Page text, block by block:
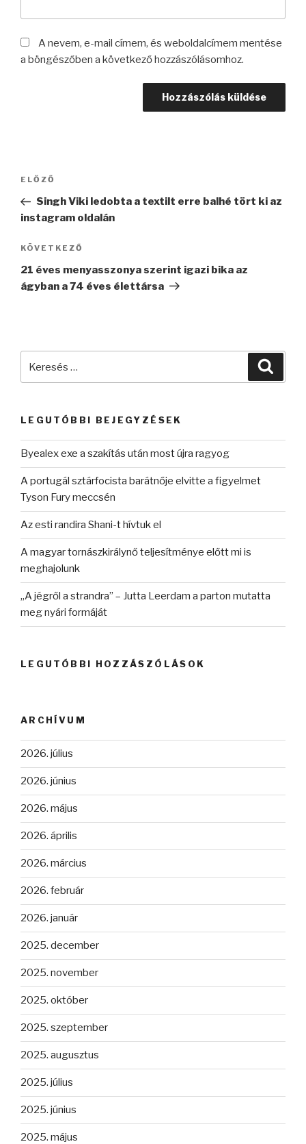
A nevem, e-mail címem, és weboldalcímem mentése
a böngészőben a következő hozzászólásomhoz.
Bejegyzés
Korábbi
bejegyzés
ELŐZŐ
Singh Viki ledobta a textilt erre balhé tört ki az
instagram oldalán
Következő
bejegyzés
KÖVETKEZŐ
21 éves menyasszonya szerint igazi bika az
ágyban a 74 éves élettársa
LEGUTÓBBI BEJEGYZÉSEK
Byealex exe a szakítás után most újra ragyog
A portugál sztárfocista barátnője elvitte a figyelmet
Tyson Fury meccsén
Az esti randira Shani-t hívtuk el
A magyar tornászkirálynő teljesítménye előtt mi is
meghajolunk
„A jégről a strandra” – Jutta Leerdam a parton mutatta
meg nyári formáját
LEGUTÓBBI HOZZÁSZÓLÁSOK
ARCHÍVUM
2026. július
2026. június
2026. május
2026. április
2026. március
2026. február
2026. január
2025. december
2025. november
2025. október
2025. szeptember
2025. augusztus
2025. július
2025. június
2025. május